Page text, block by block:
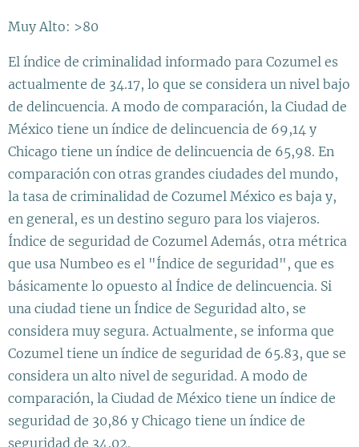
Muy Alto: >80
El índice de criminalidad informado para Cozumel es
actualmente de 34.17, lo que se considera un nivel bajo
de delincuencia. A modo de comparación, la Ciudad de
México tiene un índice de delincuencia de 69,14 y
Chicago tiene un índice de delincuencia de 65,98. En
comparación con otras grandes ciudades del mundo,
la tasa de criminalidad de Cozumel México es baja y,
en general, es un destino seguro para los viajeros.
Índice de seguridad de Cozumel Además, otra métrica
que usa Numbeo es el "Índice de seguridad", que es
básicamente lo opuesto al Índice de delincuencia. Si
una ciudad tiene un Índice de Seguridad alto, se
considera muy segura. Actualmente, se informa que
Cozumel tiene un índice de seguridad de 65.83, que se
considera un alto nivel de seguridad. A modo de
comparación, la Ciudad de México tiene un índice de
seguridad de 30,86 y Chicago tiene un índice de
seguridad de 34,02.